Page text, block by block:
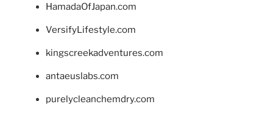
HamadaOfJapan.com
VersifyLifestyle.com
kingscreekadventures.com
antaeuslabs.com
purelycleanchemdry.com